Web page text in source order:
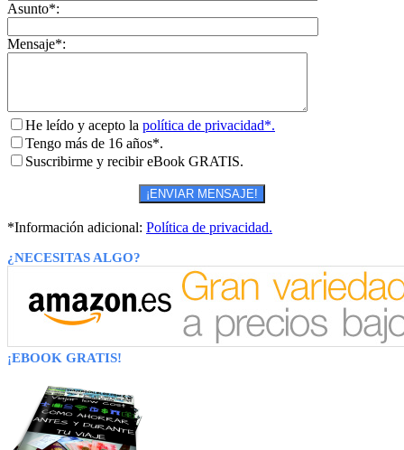
Asunto*:
Mensaje*:
He leído y acepto la política de privacidad*.
Tengo más de 16 años*.
Suscribirme y recibir eBook GRATIS.
*Información adicional: Política de privacidad.
¿NECESITAS ALGO?
¡EBOOK GRATIS!